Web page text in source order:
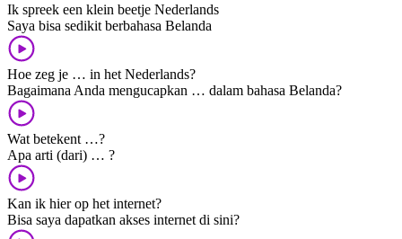
Ik spreek een klein beetje Nederlands
Saya bisa sedikit berbahasa Belanda
Hoe zeg je … in het Nederlands?
Bagaimana Anda mengucapkan … dalam bahasa Belanda?
Wat betekent …?
Apa arti (dari) … ?
Kan ik hier op het internet?
Bisa saya dapatkan akses internet di sini?